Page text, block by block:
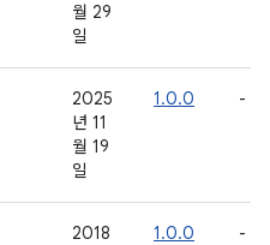
월 29
일
2025
년 11
월 19
일
1.0.0 -
2018
1.0.0 -